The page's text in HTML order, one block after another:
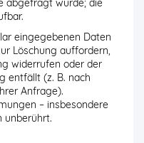
abgefragt wurde; die
eingegebenen Daten
Löschung auffordern,
widerrufen oder der
entfällt (z. B. nach
Anfrage).
– insbesondere
unberührt.